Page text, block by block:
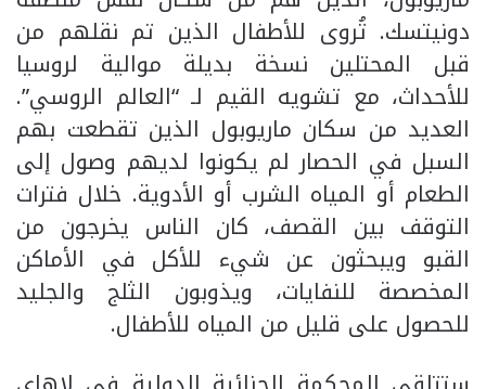
دونيتسك. تُروى للأطفال الذين تم نقلهم من
قبل المحتلين نسخة بديلة موالية لروسيا
للأحداث، مع تشويه القيم لـ “العالم الروسي”.
العديد من سكان ماريوبول الذين تقطعت بهم
السبل في الحصار لم يكونوا لديهم وصول إلى
الطعام أو المياه الشرب أو الأدوية. خلال فترات
التوقف بين القصف، كان الناس يخرجون من
القبو ويبحثون عن شيء للأكل في الأماكن
المخصصة للنفايات، ويذوبون الثلج والجليد
للحصول على قليل من المياه للأطفال.